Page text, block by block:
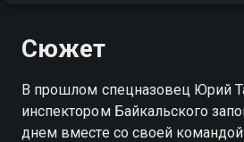
Сюжет
В прошлом спецназовец Юрий
инспектором Байкальского
днем вместе со своей командой